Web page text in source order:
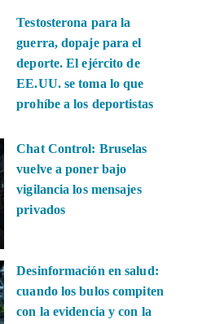
Testosterona para la
guerra, dopaje para el
deporte. El ejército de
EE.UU. se toma lo que
prohíbe a los deportistas
Chat Control: Bruselas
vuelve a poner bajo
vigilancia los mensajes
privados
Desinformación en salud:
cuando los bulos compiten
con la evidencia y con la